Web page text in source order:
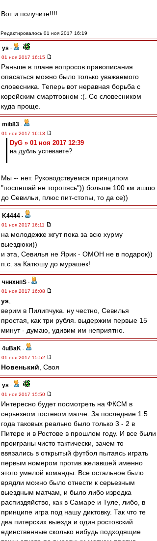
Вот и получите!!!!
Редактировалось 01 ноя 2017 16:19
ys -
01 ноя 2017 16:15
Раньше в плане вопросов правописания
опасаться можно было только уважаемого
словесника. Теперь вот неравная борьба с
корейским смартговном :(. Со словесником
куда проще.
mib83 -
01 ноя 2017 16:13
DyG » 01 ноя 2017 12:39
на дубль успеваете?
Мы -- нет. Руководствуемся принципом
"поспешай не торопясь")) больше 100 км ишшо
до Севильи, плюс пит-стопы, то да се))
K4444 -
01 ноя 2017 16:11
на молодежке жгут пока за всю хурму
выездюки))
и эта, Севилья не Ярик - ОМОН не в подарок))
п.с. за Катюшу до мурашек!
чннхнпS -
01 ноя 2017 16:08
ys
верим в Пилипчука. ну честно, Севилья
простая, как три рубля. выдержим первые 15
минут - думаю, удивим им неприятно.
4uBaK -
01 ноя 2017 15:52
Новенький , Своя
ys -
01 ноя 2017 15:50
Интересно будет посмотреть на ФКСМ в
серьезном гостевом матче. За последние 1.5
года таковых реально было только 3 - 2 в
Питере и в Ростове в прошлом году. И все были
проиграны чисто тактически, зачем то
ввязались в открытый футбол пытаясь играть
первым номером против желавшей именно
этого умелой команды. Все остальное было
врядли можно было отнести к серьезным
выездным матчам, и было либо изредка
распиздяйство, как в Самаре и Туле, либо, в
принципе игра под нашу диктовку. Так что те
два питерских выезда и один ростовский
единственные сколько нибудь подходящие